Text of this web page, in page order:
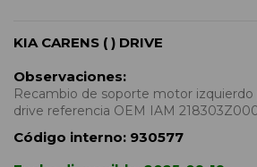
KIA CARENS ( ) DRIVE
Observaciones:
Recambio de soporte motor izquierdo
drive referencia OEM IAM
Código interno: 930577